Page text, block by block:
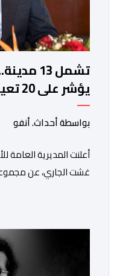
تشمل
المسؤولية
بواسطة أحداث. أنفو
غشت الجاري، عن
والعيون والدار البيضاء
وذلك في إطار دينامية
والاستعانة بكفاءات